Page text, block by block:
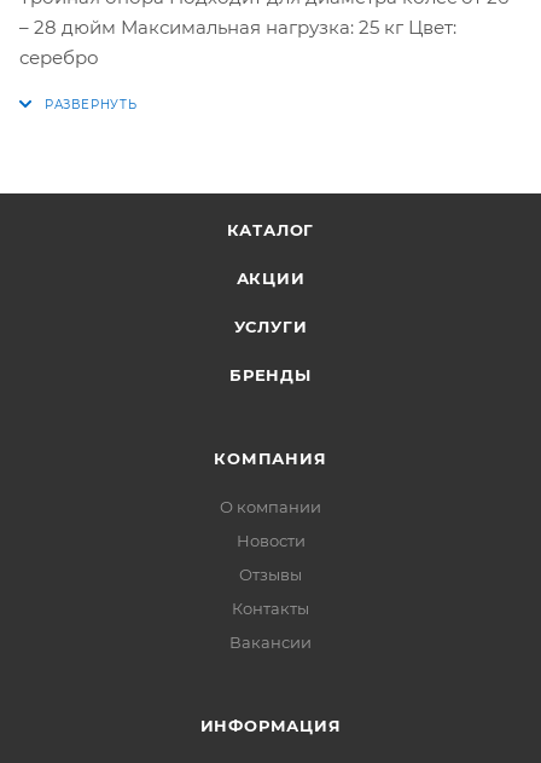
– 28 дюйм Максимальная нагрузка: 25 кг Цвет:
серебро
КАТАЛОГ
АКЦИИ
УСЛУГИ
БРЕНДЫ
КОМПАНИЯ
О компании
Новости
Отзывы
Контакты
Вакансии
ИНФОРМАЦИЯ